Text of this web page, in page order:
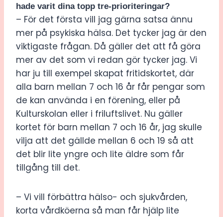
hade varit dina topp tre-prioriteringar?
– För det första vill jag gärna satsa ännu
mer på psykiska hälsa. Det tycker jag är den
viktigaste frågan. Då gäller det att få göra
mer av det som vi redan gör tycker jag. Vi
har ju till exempel skapat fritidskortet, där
alla barn mellan 7 och 16 år får pengar som
de kan använda i en förening, eller på
Kulturskolan eller i friluftslivet. Nu gäller
kortet för barn mellan 7 och 16 år, jag skulle
vilja att det gällde mellan 6 och 19 så att
det blir lite yngre och lite äldre som får
tillgång till det.
– Vi vill förbättra hälso- och sjukvården,
korta vårdköerna så man får hjälp lite